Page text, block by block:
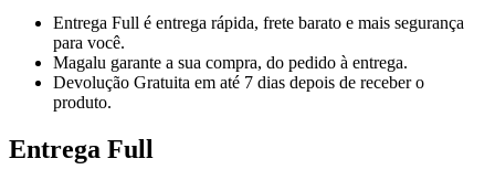
Entrega Full é entrega rápida, frete barato e mais segurança
para você.
Magalu garante a sua compra, do pedido à entrega.
Devolução Gratuita em até 7 dias depois de receber o
produto.
Entrega Full